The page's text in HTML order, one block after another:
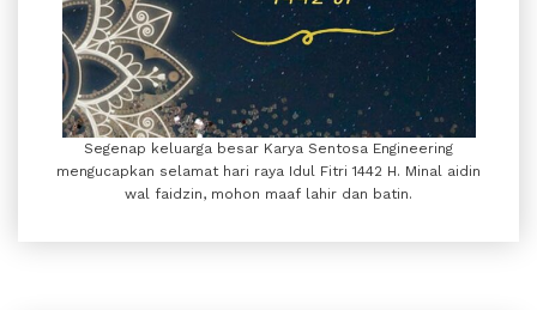
Segenap keluarga besar Karya Sentosa Engineering
mengucapkan selamat hari raya Idul Fitri 1442 H. Minal aidin
wal faidzin, mohon maaf lahir dan batin.